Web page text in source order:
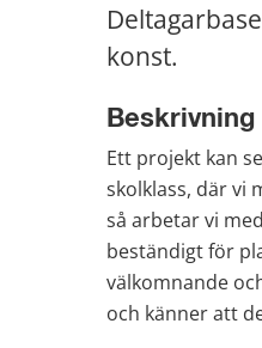
konst.
Beskrivning
Ett projekt kan
skolklass, där vi
så arbetar vi
beständigt för
välkomnande
och känner att